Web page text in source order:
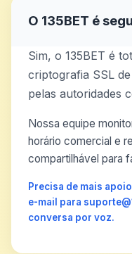
O 135BET é
Sim, o 135BET é
criptografia SSL
pelas autoridades
Nossa equipe
horário comercial e
compartilhável para
Precisa de mais
e-mail para
conversa por voz.